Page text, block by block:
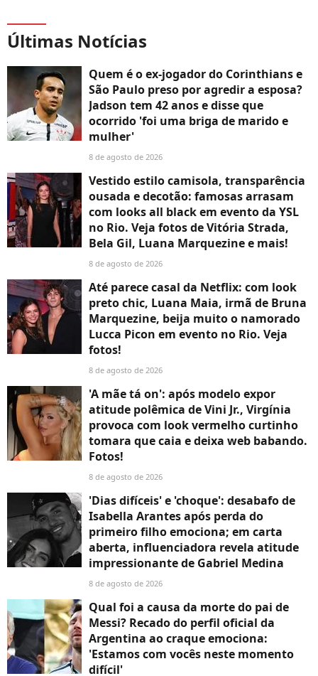
Últimas Notícias
Quem é o ex-jogador do Corinthians e
São Paulo preso por agredir a esposa?
Jadson tem 42 anos e disse que
ocorrido 'foi uma briga de marido e
mulher'
8 de agosto de 2026
Vestido estilo camisola, transparência
ousada e decotão: famosas arrasam
com looks all black em evento da YSL
no Rio. Veja fotos de Vitória Strada,
Bela Gil, Luana Marquezine e mais!
8 de agosto de 2026
Até parece casal da Netflix: com look
preto chic, Luana Maia, irmã de Bruna
Marquezine, beija muito o namorado
Lucca Picon em evento no Rio. Veja
fotos!
8 de agosto de 2026
'A mãe tá on': após modelo expor
atitude polêmica de Vini Jr., Virgínia
provoca com look vermelho curtinho
tomara que caia e deixa web babando.
Fotos!
8 de agosto de 2026
'Dias difíceis' e 'choque': desabafo de
Isabella Arantes após perda do
primeiro filho emociona; em carta
aberta, influenciadora revela atitude
impressionante de Gabriel Medina
8 de agosto de 2026
Qual foi a causa da morte do pai de
Messi? Recado do perfil oficial da
Argentina ao craque emociona:
'Estamos com vocês neste momento
difícil'